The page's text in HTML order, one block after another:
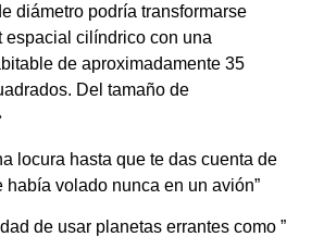
diámetro podría transformarse
espacial cilíndrico con una
de aproximadamente 35
Del tamaño de
locura hasta que te das cuenta de
había volado nunca en un avión”
de usar planetas errantes como ”